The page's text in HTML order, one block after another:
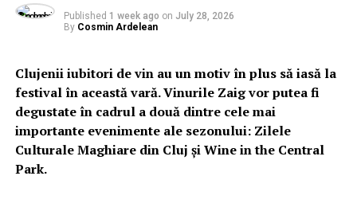
Published 1 week ago on July 28, 2026
By Cosmin Ardelean
Clujenii iubitori de vin au un motiv în plus să iasă la
festival în această vară. Vinurile Zaig vor putea fi
degustate în cadrul a două dintre cele mai
importante evenimente ale sezonului: Zilele
Culturale Maghiare din Cluj și Wine in the Central
Park.